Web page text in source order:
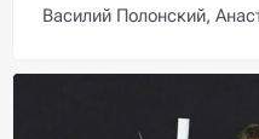
Василий Полонский,